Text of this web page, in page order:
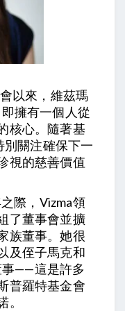
以來，維茲瑪
擁有一個人從
核心。隨著基
別關注確保下一
視的慈善價值
際，Vizma領
了董事會並擴
族董事。她很
及侄子馬克和
事——這是許多
普羅特基金會